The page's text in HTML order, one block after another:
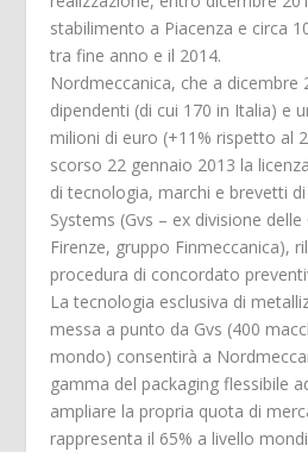
stabilimento a Piacenza e circa
tra fine anno e il 2014.
Nordmeccanica, che a dicembre
dipendenti (di cui 170 in Italia) e
milioni di euro (+11% rispetto al
scorso 22 gennaio 2013 la
di tecnologia, marchi e brevetti
Systems (Gvs – ex divisione
Firenze, gruppo Finmeccanica),
procedura di concordato
La tecnologia esclusiva di
messa a punto da Gvs (400
mondo) consentirà a
gamma del packaging flessibile
ampliare la propria quota di
rappresenta il 65% a livello